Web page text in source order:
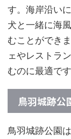
す。海岸沿い
犬と一緒に海
むことができ
ェやレストラ
むのに最適です
鳥羽城跡公
鳥羽城跡公園